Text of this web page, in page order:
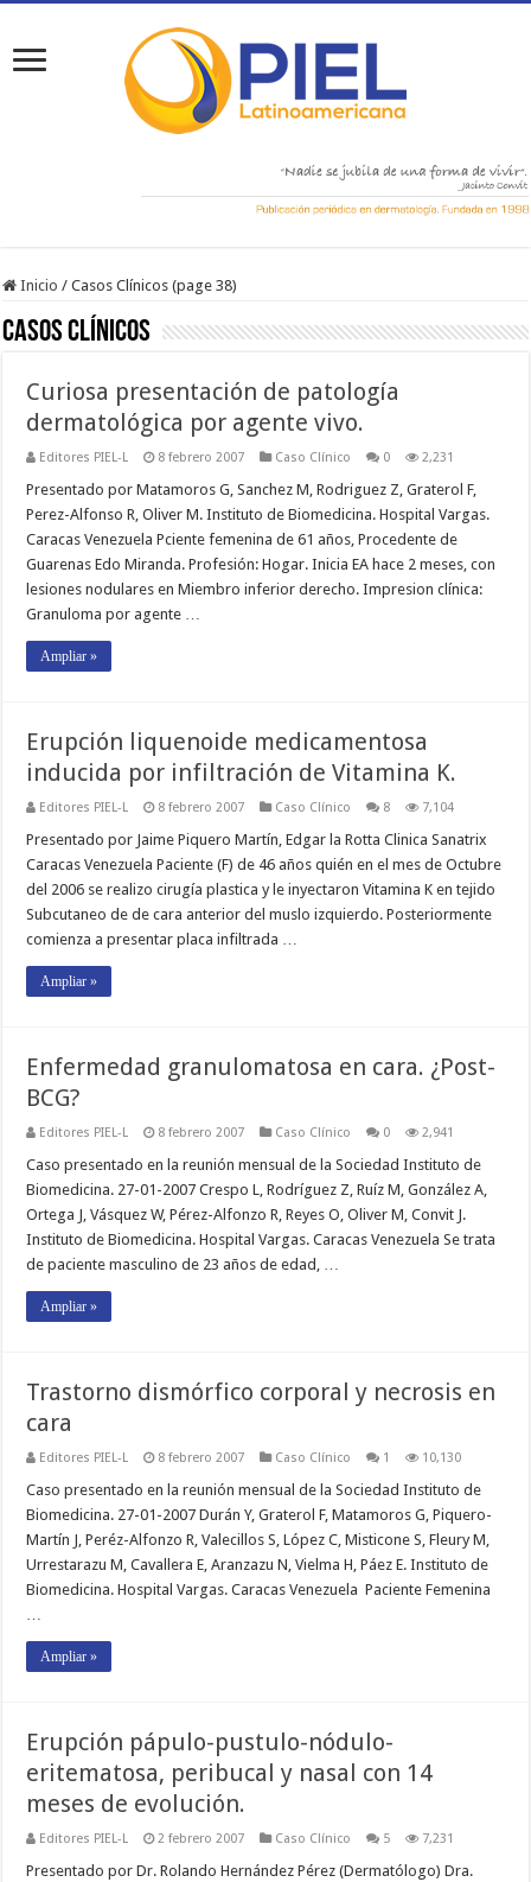
Inicio / Casos Clínicos (page 38)
Casos Clínicos
Curiosa presentación de patología
dermatológica por agente vivo.
Editores PIEL-L 8 febrero 2007 Caso Clínico 0 2,231
Presentado por Matamoros G, Sanchez M, Rodriguez Z, Graterol F,
Perez-Alfonso R, Oliver M. Instituto de Biomedicina. Hospital Vargas.
Caracas Venezuela Pciente femenina de 61 años, Procedente de
Guarenas Edo Miranda. Profesión: Hogar. Inicia EA hace 2 meses, con
lesiones nodulares en Miembro inferior derecho. Impresion clínica:
Granuloma por agente …
Ampliar »
Erupción liquenoide medicamentosa
inducida por infiltración de Vitamina K.
Editores PIEL-L 8 febrero 2007 Caso Clínico 8 7,104
Presentado por Jaime Piquero Martín, Edgar la Rotta Clinica Sanatrix
Caracas Venezuela Paciente (F) de 46 años quién en el mes de Octubre
del 2006 se realizo cirugía plastica y le inyectaron Vitamina K en tejido
Subcutaneo de de cara anterior del muslo izquierdo. Posteriormente
comienza a presentar placa infiltrada …
Ampliar »
Enfermedad granulomatosa en cara. ¿Post-
BCG?
Editores PIEL-L 8 febrero 2007 Caso Clínico 0 2,941
Caso presentado en la reunión mensual de la Sociedad Instituto de
Biomedicina. 27-01-2007 Crespo L, Rodríguez Z, Ruíz M, González A,
Ortega J, Vásquez W, Pérez-Alfonzo R, Reyes O, Oliver M, Convit J.
Instituto de Biomedicina. Hospital Vargas. Caracas Venezuela Se trata
de paciente masculino de 23 años de edad, …
Ampliar »
Trastorno dismórfico corporal y necrosis en
cara
Editores PIEL-L 8 febrero 2007 Caso Clínico 1 10,130
Caso presentado en la reunión mensual de la Sociedad Instituto de
Biomedicina. 27-01-2007 Durán Y, Graterol F, Matamoros G, Piquero-
Martín J, Peréz-Alfonzo R, Valecillos S, López C, Misticone S, Fleury M,
Urrestarazu M, Cavallera E, Aranzazu N, Vielma H, Páez E. Instituto de
Biomedicina. Hospital Vargas. Caracas Venezuela Paciente Femenina
…
Ampliar »
Erupción pápulo-pustulo-nódulo-
eritematosa, peribucal y nasal con 14
meses de evolución.
Editores PIEL-L 2 febrero 2007 Caso Clínico 5 7,231
Presentado por Dr. Rolando Hernández Pérez (Dermatólogo) Dra.